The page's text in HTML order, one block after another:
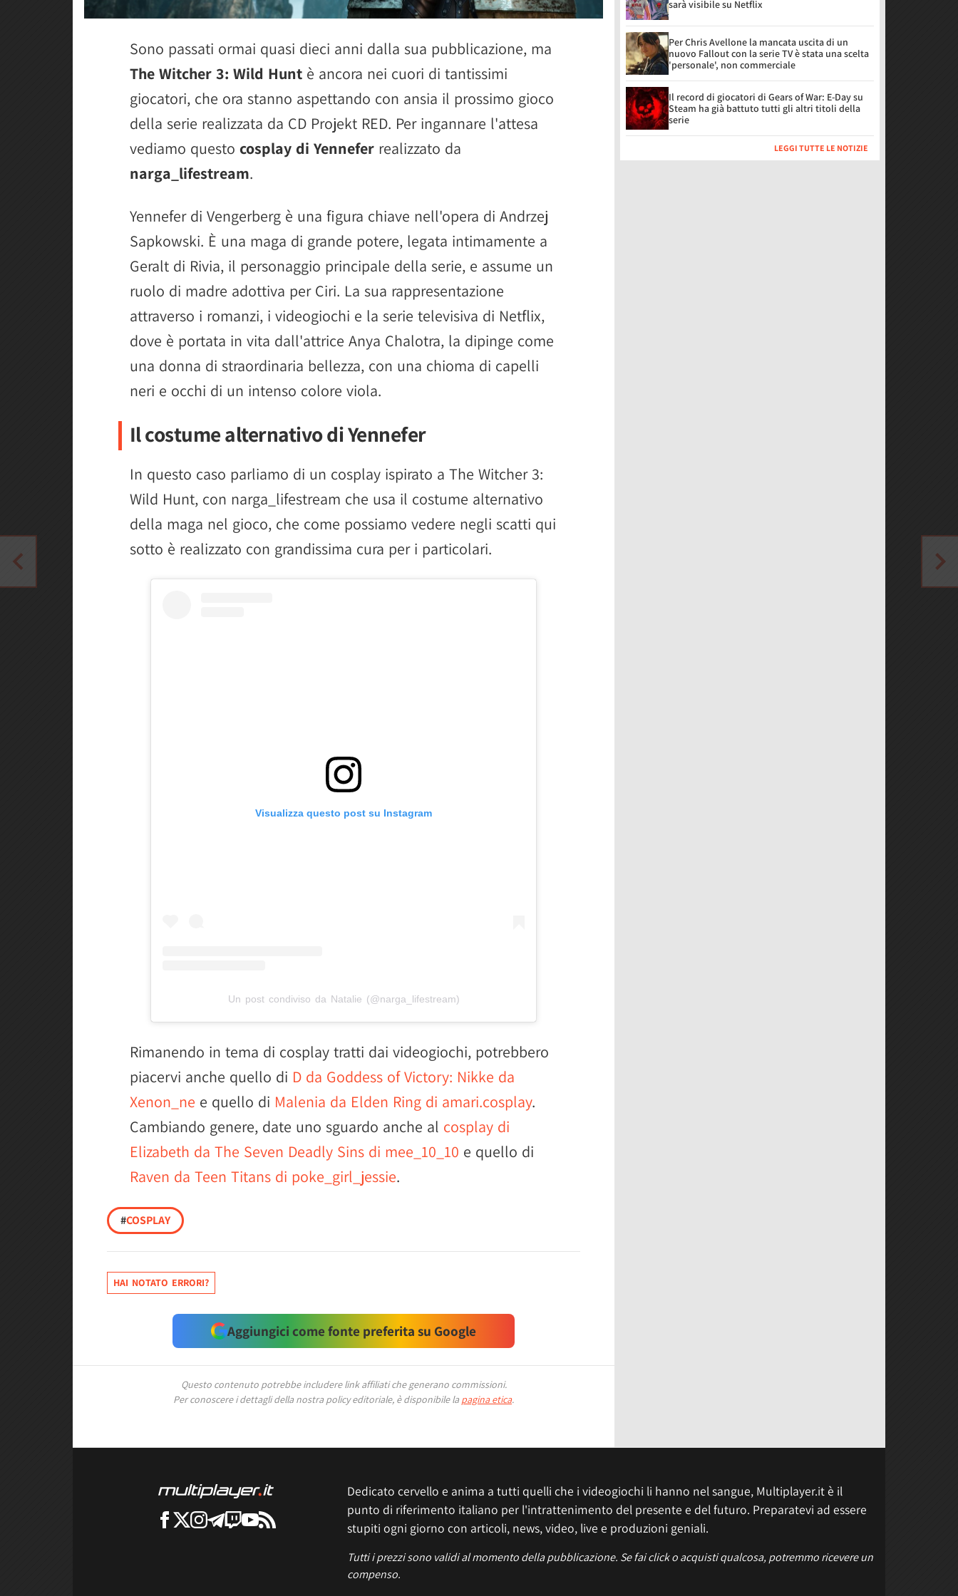
Sono passati ormai quasi dieci anni dalla sua pubblicazione, ma
The Witcher 3: Wild Hunt è ancora nei cuori di tantissimi
giocatori, che ora stanno aspettando con ansia il prossimo gioco
della serie realizzata da CD Projekt RED. Per ingannare l'attesa
vediamo questo cosplay di Yennefer realizzato da
narga_lifestream.
Yennefer di Vengerberg è una figura chiave nell'opera di Andrzej
Sapkowski. È una maga di grande potere, legata intimamente a
Geralt di Rivia, il personaggio principale della serie, e assume un
ruolo di madre adottiva per Ciri. La sua rappresentazione
attraverso i romanzi, i videogiochi e la serie televisiva di Netflix,
dove è portata in vita dall'attrice Anya Chalotra, la dipinge come
una donna di straordinaria bellezza, con una chioma di capelli
neri e occhi di un intenso colore viola.
Il costume alternativo di Yennefer
In questo caso parliamo di un cosplay ispirato a The Witcher 3:
Wild Hunt, con narga_lifestream che usa il costume alternativo
della maga nel gioco, che come possiamo vedere negli scatti qui
sotto è realizzato con grandissima cura per i particolari.
Visualizza questo post su Instagram
Un post condiviso da Natalie (@narga_lifestream)
Rimanendo in tema di cosplay tratti dai videogiochi, potrebbero
piacervi anche quello di D da Goddess of Victory: Nikke da
Xenon_ne e quello di Malenia da Elden Ring di amari.cosplay.
Cambiando genere, date uno sguardo anche al cosplay di
Elizabeth da The Seven Deadly Sins di mee_10_10 e quello di
Raven da Teen Titans di poke_girl_jessie.
#COSPLAY
HAI NOTATO ERRORI?
Aggiungici come fonte preferita su Google
Questo contenuto potrebbe includere link affiliati che generano commissioni.
Per conoscere i dettagli della nostra policy editoriale, è disponibile la pagina etica.
sarà visibile su Netflix
Per Chris Avellone la mancata uscita di un
nuovo Fallout con la serie TV è stata una scelta
'personale', non commerciale
Il record di giocatori di Gears of War: E-Day su
Steam ha già battuto tutti gli altri titoli della
serie
LEGGI TUTTE LE NOTIZIE
Dedicato cervello e anima a tutti quelli che i videogiochi li hanno nel sangue, Multiplayer.it è il
punto di riferimento italiano per l'intrattenimento del presente e del futuro. Preparatevi ad essere
stupiti ogni giorno con articoli, news, video, live e produzioni geniali.
Tutti i prezzi sono validi al momento della pubblicazione. Se fai click o acquisti qualcosa, potremmo ricevere un
compenso.